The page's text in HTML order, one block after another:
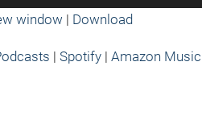
window | Download
|Spotify |Amazon Music